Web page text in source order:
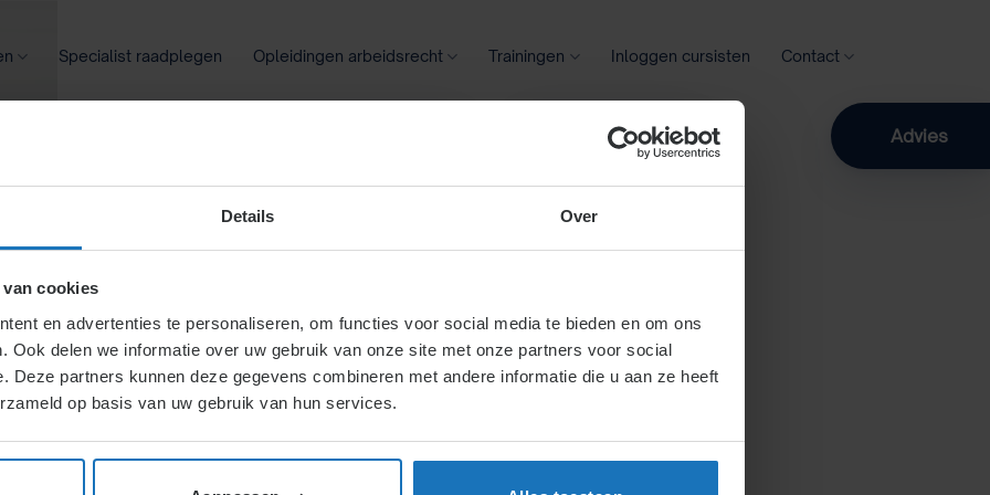
Details Over
cookies
en advertenties te personaliseren, om functies voor social media te bieden en om ons
Ook delen we informatie over uw gebruik van onze site met onze partners voor social
Deze partners kunnen deze gegevens combineren met andere informatie die u aan ze heeft
op basis van uw gebruik van hun services.
Specialist raadplegen Opleidingen arbeidsrecht Trainingen Inloggen cursisten Contact
Zoeken Advies
op het loon
of verpanden met een
voet (90%
meldingen
betaalde bedragen,